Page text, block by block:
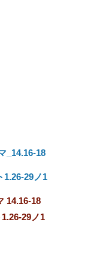
_14.16-18
1.26-29ノ1
14.16-18
29ノ1